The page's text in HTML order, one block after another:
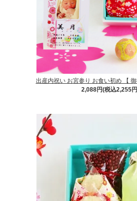
出産内祝い お宮参り お食い初め 【 御
2,088円(税込2,255